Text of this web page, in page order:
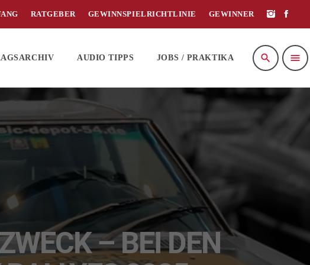
RATGEBER GEWINNSPIELRICHTLINIE GEWINNER
AUDIO TIPPS JOBS / PRAKTIKA search menu
– BEI DEN